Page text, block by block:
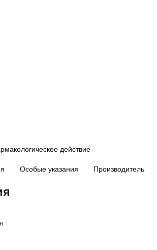
действие
Особые указания Производитель